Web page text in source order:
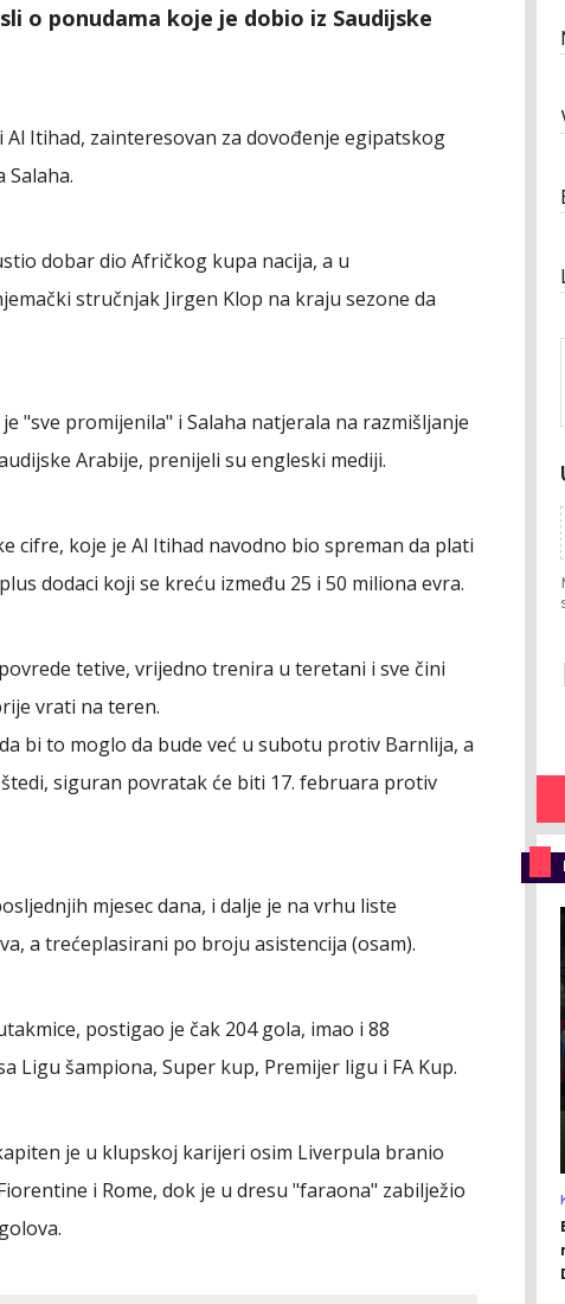
o ponudama koje je dobio iz Saudijske
Itihad, zainteresovan za dovođenje egipatskog
Salaha.
dobar dio Afričkog kupa nacija, a u
stručnjak Jirgen Klop na kraju sezone da
"sve promijenila" i Salaha natjerala na razmišljanje
Arabije, prenijeli su engleski mediji.
cifre, koje je Al Itihad navodno bio spreman da plati
dodaci koji se kreću između 25 i 50 miliona evra.
tetive, vrijedno trenira u teretani i sve čini
vrati na teren.
bi to moglo da bude već u subotu protiv Barnlija, a
siguran povratak će biti 17. februara protiv
mjesec dana, i dalje je na vrhu liste
a trećeplasirani po broju asistencija (osam).
postigao je čak 204 gola, imao i 88
Ligu šampiona, Super kup, Premijer ligu i FA Kup.
je u klupskoj karijeri osim Liverpula branio
i Rome, dok je u dresu "faraona" zabilježio